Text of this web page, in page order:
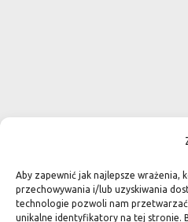
Aby zapewnić jak najlepsze
przechowywania i/lub uzyskiwania
technologie pozwoli nam
unikalne identyfikatory na tej stronie.